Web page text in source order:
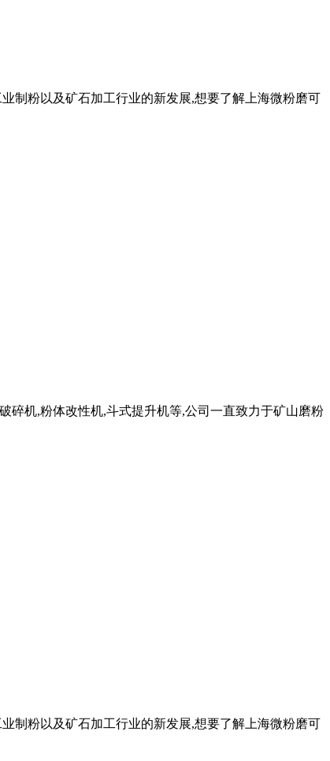
制粉以及矿石加工行业的新发展,想要了解上海微粉磨可
碎机,粉体改性机,斗式提升机等,公司一直致力于矿山磨粉
制粉以及矿石加工行业的新发展,想要了解上海微粉磨可